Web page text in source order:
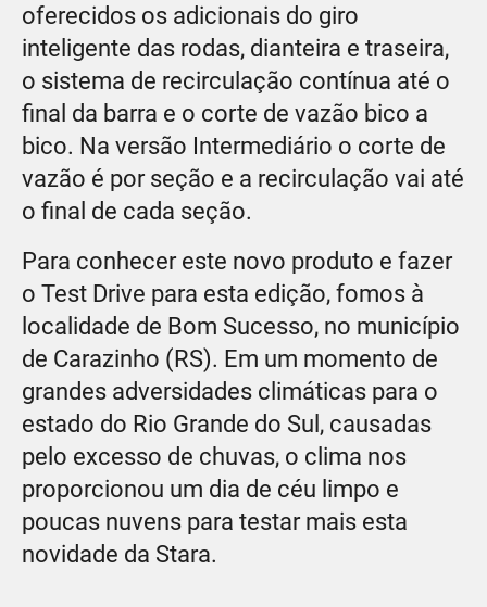
oferecidos os adicionais do giro
inteligente das rodas, dianteira e traseira,
o sistema de recirculação contínua até o
final da barra e o corte de vazão bico a
bico. Na versão Intermediário o corte de
vazão é por seção e a recirculação vai até
o final de cada seção.
Para conhecer este novo produto e fazer
o Test Drive para esta edição, fomos à
localidade de Bom Sucesso, no município
de Carazinho (RS). Em um momento de
grandes adversidades climáticas para o
estado do Rio Grande do Sul, causadas
pelo excesso de chuvas, o clima nos
proporcionou um dia de céu limpo e
poucas nuvens para testar mais esta
novidade da Stara.